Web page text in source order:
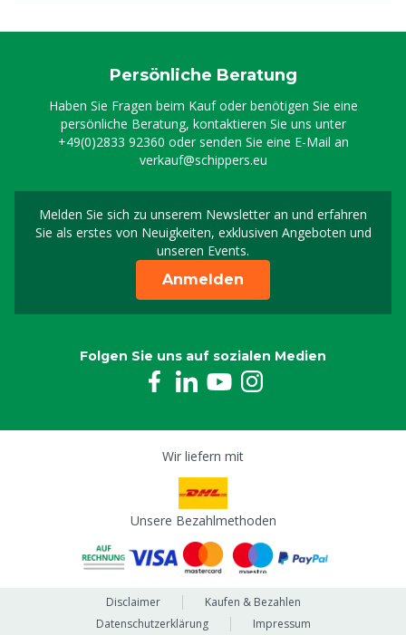
Persönliche Beratung
Haben Sie Fragen beim Kauf oder benötigen Sie eine
persönliche Beratung, kontaktieren Sie uns unter
+49(0)2833 92360 oder senden Sie eine E-Mail an
verkauf@schippers.eu
Melden Sie sich zu unserem Newsletter an und erfahren
Sie als erstes von Neuigkeiten, exklusiven Angeboten und
unseren Events.
Melden Sie sich für
Anmelden
Folgen Sie uns auf sozialen Medien
Wir liefern mit
Unsere Bezahlmethoden
Disclaimer
Kaufen & Bezahlen
Datenschutzerklärung
Impressum